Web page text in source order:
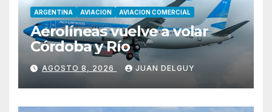
ARGENTINA AVIACION AVIACION COMERCIAL
Aerolíneas vuelve a volar
Córdoba y Río
AGOSTO 8, 2026 JUAN DELGUY